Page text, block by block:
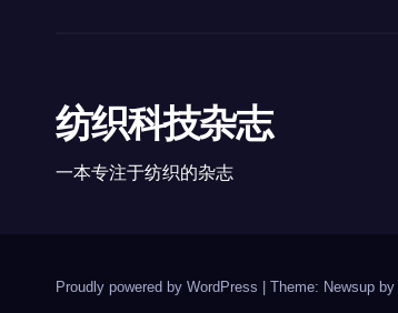
纺织科技杂志
一本专注于纺织的杂志
Proudly powered by WordPress Theme: Newsup by